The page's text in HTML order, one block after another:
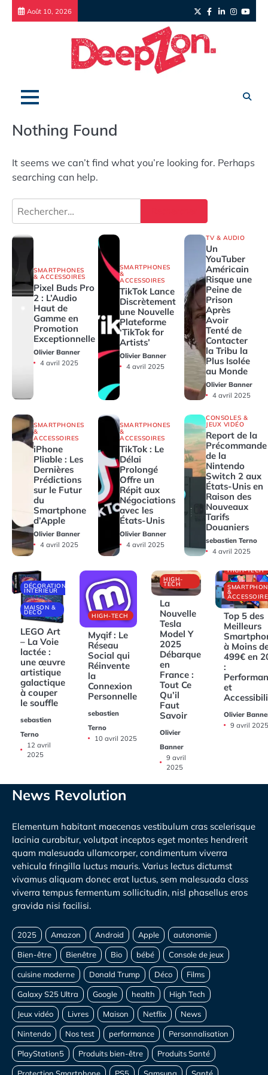
Skip
Août 10, 2026 Twitter
Facebook
LinkedIn
Nothing Found
It seems we can’t find what you’re looking for. Perhaps
searching can help.
Rechercher :
SMARTPHONES
& ACCESSOIRES
Pixel Buds Pro
2 : L’Audio
Haut de
Gamme en
Promotion
Exceptionnelle
Olivier Banner
4 avril 2025
SMARTPHONES
&
ACCESSOIRES
TikTok Lance
Discrètement
une Nouvelle
Plateforme
‘TikTok for
Artists’
Olivier Banner
4 avril 2025
TV & AUDIO
Un
YouTuber
Américain
Risque une
Peine de
Prison
Après
Avoir
Tenté de
Contacter
la Tribu la
Plus Isolée
au Monde
Olivier Banner
4 avril 2025
SMARTPHONES
&
ACCESSOIRES
iPhone
Pliable : Les
Dernières
Prédictions
sur le Futur
du
Smartphone
d’Apple
Olivier Banner
4 avril 2025
SMARTPHONES
&
ACCESSOIRES
TikTok : Le
Délai
Prolongé
Offre un
Répit aux
Négociations
avec les
États-Unis
Olivier Banner
4 avril 2025
CONSOLES &
JEUX VIDÉO
Report de la
Précommande
de la
Nintendo
Switch 2 aux
États-Unis en
Raison des
Nouveaux
Tarifs
Douaniers
sebastien Terno
4 avril 2025
DÉCORATIONS
INTÉRIEUR
MAISON &
DECO
LEGO Art
– La Voie
lactée :
une œuvre
artistique
galactique
à couper
le souffle
sebastien
Terno
12 avril
2025
HIGH-TECH
Myqif : Le
Réseau
Social qui
Réinvente
la
Connexion
Personnelle
sebastien
Terno
10 avril 2025
HIGH-
TECH
La
Nouvelle
Tesla
Model Y
2025
Débarque
en
France :
Tout Ce
Qu’il
Faut
Savoir
Olivier
Banner
9 avril
2025
HIGH-TECH
&
Top 5 des
Meilleurs
à Moins
499€ en
:
et
Olivier
9 avril 2025
News Revolution
Elementum habitant maecenas vestibulum cras scelerisque
lacinia curabitur, volutpat inceptos eget montes hendrerit
quam malesuada ullamcorper, condimentum viverra
vehicula fringilla luctus mauris. Varius lectus dictumst
vivamus aliquam donec erat luctus, sem malesuada class
viverra tempus fermentum sollicitudin, nisl phasellus eros
gravida nisi facilisi.